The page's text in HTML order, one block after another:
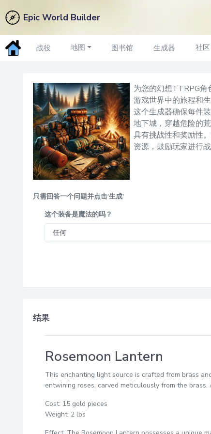
Epic World Builder
战役 地图 图书馆 生成器 社区
装备 生成器
为您的幻想TTRPG角
游戏世界中的旅程和
这个生成器确保每件
地下城，穿越危险的
具有挑战性和奖励性
资源，鼓励玩家进行
只需回答一个问题并点击'生成'
这个装备是魔法的吗？
结果
Rosemoon Lantern
This enchanting light source is crafted from brass
entwining roses, carved meticulously from the
Cost: 15 gold pieces
Weight: 2 lbs